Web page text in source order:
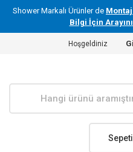
Shower Markalı Ürünler de
Bilgi İçin
Hoşgeldiniz